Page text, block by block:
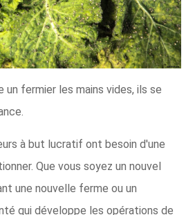
un fermier les mains vides, ils se
à but lucratif ont besoin d'une
Que vous soyez un nouvel
une nouvelle ferme ou un
qui développe les opérations de